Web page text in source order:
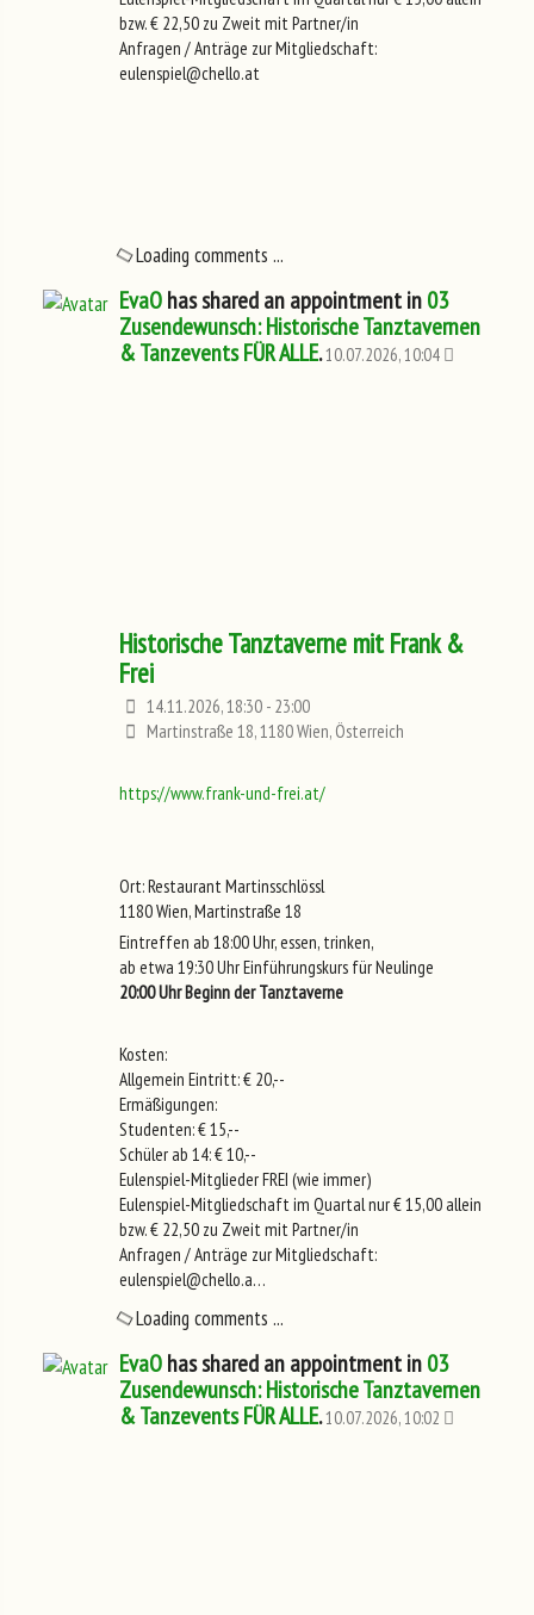
bzw. € 22,50 zu Zweit mit Partner/in
Anfragen / Anträge zur Mitgliedschaft:
eulenspiel@chello.at
Loading comments ...
EvaOhas shared an appointment in03
Zusendewunsch: Historische Tanztavernen
& Tanzevents FÜR ALLE.10.07.2026, 10:04
Historische Tanztaverne mit Frank &
Frei
14.11.2026, 18:30 - 23:00
Martinstraße 18, 1180 Wien, Österreich
https://www.frank-und-frei.at/
Ort: Restaurant Martinsschlössl
1180 Wien, Martinstraße 18
Eintreffen ab 18:00 Uhr, essen, trinken,
ab etwa 19:30 Uhr Einführungskurs für Neulinge
20:00 Uhr Beginn der Tanztaverne
Kosten:
Allgemein Eintritt: € 20,--
Ermäßigungen:
Studenten: € 15,--
Schüler ab 14: € 10,--
Eulenspiel-Mitglieder FREI (wie immer)
Eulenspiel-Mitgliedschaft im Quartal nur € 15,00 allein
bzw. € 22,50 zu Zweit mit Partner/in
Anfragen / Anträge zur Mitgliedschaft:
eulenspiel@chello.a…
Loading comments ...
EvaOhas shared an appointment in03
Zusendewunsch: Historische Tanztavernen
& Tanzevents FÜR ALLE.10.07.2026, 10:02